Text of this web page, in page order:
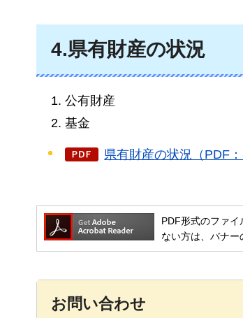
4.県有財産の状況
公有財産
基金
県有財産の状況（PDF：
PDF形式のファ
ない方は、バナー
お問い合わせ